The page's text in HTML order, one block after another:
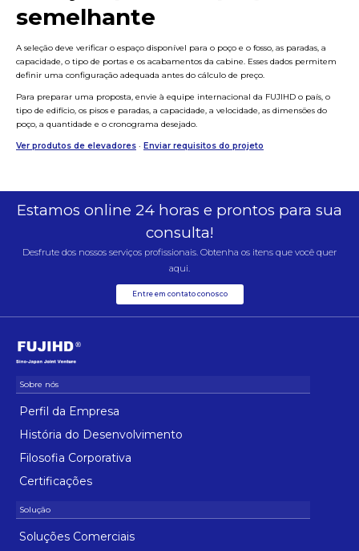
semelhante
A seleção deve verificar o espaço disponível para o poço e o fosso, as paradas, a
capacidade, o tipo de portas e os acabamentos da cabine. Esses dados permitem
definir uma configuração adequada antes do cálculo de preço.
Para preparar uma proposta, envie à equipe internacional da FUJIHD o país, o
tipo de edifício, os pisos e paradas, a capacidade, a velocidade, as dimensões do
poço, a quantidade e o cronograma desejado.
Ver produtos de elevadores · Enviar requisitos do projeto
Estamos online 24 horas e prontos para sua
consulta!
Desfrute dos nossos serviços profissionais. Obtenha os itens que você quer
aqui.
Entre em contato conosco
Perfil da Empresa
História do Desenvolvimento
Filosofia Corporativa
Certificações
Soluções Comerciais